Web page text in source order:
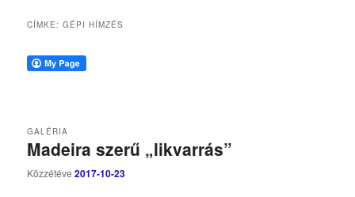
CÍMKE:GÉPI HÍMZÉS
Madeira szerű „likvarrás”
GALÉRIA
Közzétéve2017-10-23